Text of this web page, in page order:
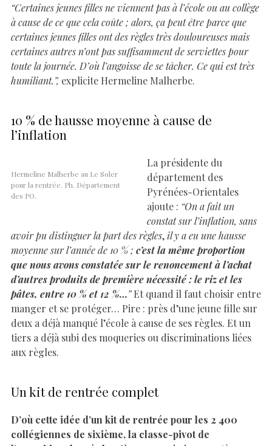
“Certaines jeunes filles ne viennent pas à l’école ou au collège
à cause de ce que cela coûte ; alors, ça peut être parce que
certaines jeunes filles ont des règles très douloureuses mais
certaines autres n’ont pas suffisamment de serviettes pour
toute la journée. D’où l’angoisse de se tâcher. Ce qui est très
humiliant.”, explicite Hermeline Malherbe.
10 % de hausse moyenne à cause de
l’inflation
Hermeline Malherbe au Le Soler
pour la rentrée. Ph. Département
des PO.
La présidente du
département des
Pyrénées-Orientales
ajoute : “On a fait un
constat sur l’inflation, sans
avoir pu distinguer la part des règles,il y a eu une hausse
moyenne sur l’année de 10 % ; c’est la même proportion
que nous avons constatée sur le renoncement à l’achat
d’autres produits de première nécessité : le riz et les
pâtes, entre 10 % et 12 %…”Et quand il faut choisir entre
manger et se protéger… Pire : près d’une jeune fille sur
deux a déjà manqué l’école à cause de ses règles. Et un
tiers a déjà subi des moqueries ou discriminations liées
aux règles.
Un kit de rentrée complet
D’où cette idée d’un kit de rentrée pour les 2 400
collégiennes de sixième, la classe-pivot de